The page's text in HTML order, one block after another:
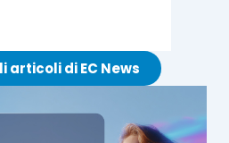
in tema di sci fuori pista
delegheesaminate, i
essere emanati
senza
articoli di EC News